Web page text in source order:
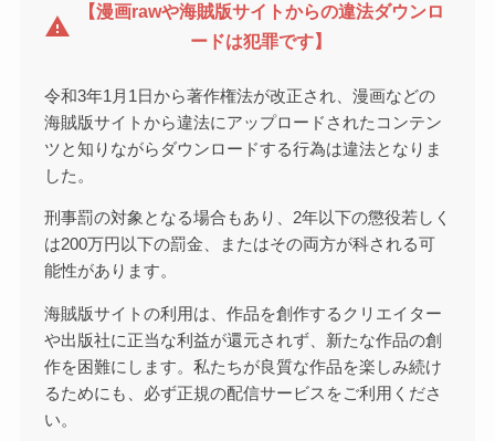
warning
【漫画rawや海賊版サイトからの違法ダウンロ
ードは犯罪です】
令和3年1月1日から著作権法が改正され、漫画などの
海賊版サイトから違法にアップロードされたコンテン
ツと知りながらダウンロードする行為は違法となりま
した。
刑事罰の対象となる場合もあり、2年以下の懲役若しく
は200万円以下の罰金、またはその両方が科される可
能性があります。
海賊版サイトの利用は、作品を創作するクリエイター
や出版社に正当な利益が還元されず、新たな作品の創
作を困難にします。私たちが良質な作品を楽しみ続け
るためにも、必ず正規の配信サービスをご利用くださ
い。